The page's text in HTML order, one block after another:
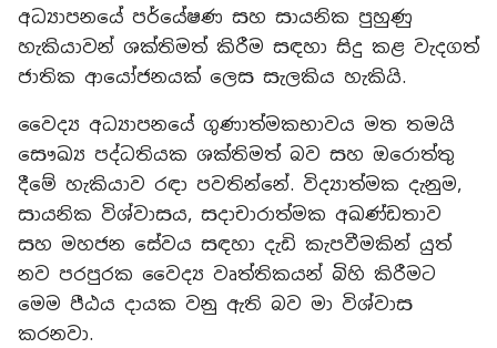
අධ්‍යාපනයේ පර්යේෂණ සහ සායනික පුහුණු
හැකියාවන් ශක්තිමත් කිරීම සඳහා සිදු කළ වැදගත්
ජාතික ආයෝජනයක් ලෙස සැලකිය හැකියි.
වෛද්‍ය අධ්‍යාපනයේ ගුණාත්මකභාවය මත තමයි
සෞඛ්‍ය පද්ධතියක ශක්තිමත් බව සහ ඔරොත්තු
දීමේ හැකියාව රඳා පවතින්නේ. විද්‍යාත්මක දැනුම,
සායනික විශ්වාසය, සදාචාරාත්මක අඛණ්ඩතාව
සහ මහජන සේවය සඳහා දැඩි කැපවීමකින් යුත්
නව පරපුරක වෛද්‍ය වෘත්තිකයන් බිහි කිරීමට
මෙම පීඨය දායක වනු ඇති බව මා විශ්වාස
කරනවා.